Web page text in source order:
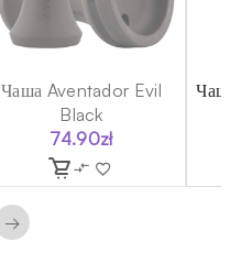
Чаша Aventador Evil
Black
74.90zł
Чаша
→